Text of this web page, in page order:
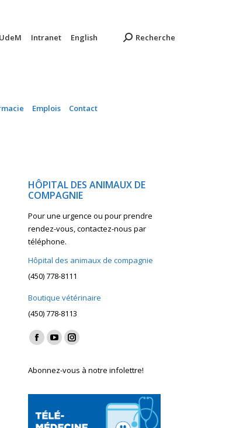
Intranet English Recherche
Emplois Contact
HÔPITAL DES ANIMAUX DE
COMPAGNIE
Pour une urgence ou pour prendre
rendez-vous, contactez-nous par
téléphone.
Hôpital des animaux de compagnie
(450) 778-8111
Boutique vétérinaire
(450) 778-8113
Find us on:
Facebook
opens
window
YouTube
opens
window
Instagram
opens
Abonnez-vous à notre infolettre!